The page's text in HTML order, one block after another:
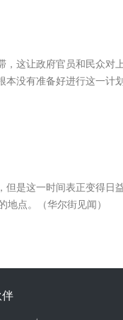
，这让政府官员和民众对
本没有准备好进行这一计
但是这一时间表正变得日
点。（华尔街见闻）